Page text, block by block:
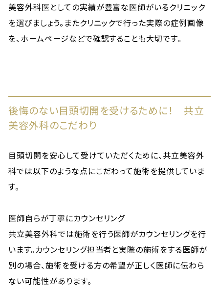
美容外科医としての実績が豊富な医師がいるクリニック
を選びましょう。またクリニックで行った実際の症例画像
を、ホームページなどで確認することも大切です。
後悔のない目頭切開を受けるために！ 共立
美容外科のこだわり
目頭切開を安心して受けていただくために、共立美容外
科では以下のような点にこだわって施術を提供していま
す。
医師自らが丁寧にカウンセリング
共立美容外科では施術を行う医師がカウンセリングを行
います。カウンセリング担当者と実際の施術をする医師が
別の場合、施術を受ける方の希望が正しく医師に伝わら
ない可能性があります。